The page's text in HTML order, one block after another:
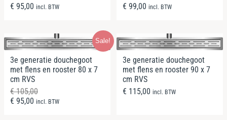
€ 95,00 incl. BTW
€ 99,00 incl. BTW
Sale!
3e generatie douchegoot
met flens en rooster 80 x 7
cm RVS
€105,00
€ 95,00 incl. BTW
3e generatie douchegoot
met flens en rooster 90 x 7
cm RVS
€ 115,00 incl. BTW